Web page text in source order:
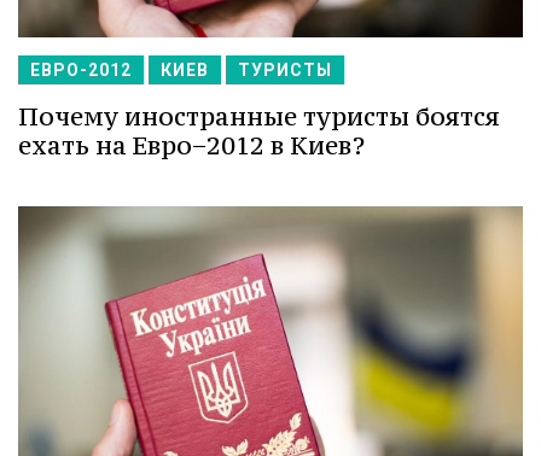
ЕВРО-2012 КИЕВ ТУРИСТЫ
Почему иностранные туристы боятся
ехать на Евро−2012 в Киев?